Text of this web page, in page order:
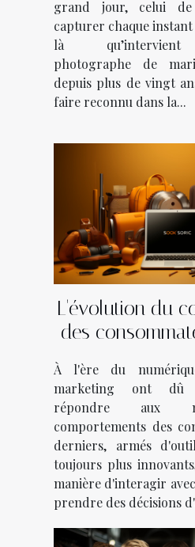
grand jour, celui
capturer chaque instant
là qu’intervient
photographe de
depuis plus de vingt
faire reconnu dans la...
L'évolution du
des
À l'ère du
marketing ont dû
répondre aux
comportements des
derniers, armés
toujours plus
manière d'interagir
prendre des décisions